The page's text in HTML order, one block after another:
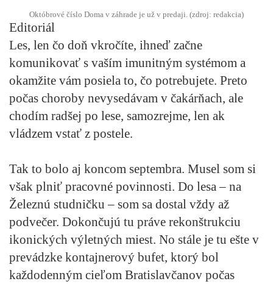
Októbrové číslo Doma v záhrade je už v predaji. (zdroj: redakcia)
Editoriál
Les, len čo doň vkročíte, ihneď začne
komunikovať s vaším imunitným systémom a
okamžite vám posiela to, čo potrebujete. Preto
počas choroby nevysedávam v čakárňach, ale
chodím radšej po lese, samozrejme, len ak
vládzem vstať z postele.
Tak to bolo aj koncom septembra. Musel som si
však plniť pracovné povinnosti. Do lesa – na
Železnú studničku – som sa dostal vždy až
podvečer. Dokončujú tu práve rekonštrukciu
ikonických výletných miest. No stále je tu ešte v
prevádzke kontajnerový bufet, ktorý bol
každodenným cieľom Bratislavčanov počas